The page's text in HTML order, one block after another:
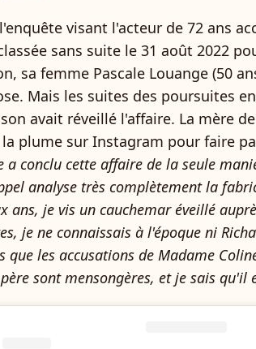
visant l'acteur de 72 ans
sans suite le 31 août 2022
sa femme Pascale Louange (50
Mais les suites des poursuites
avait réveillé l'affaire. La mère de
plume sur Instagram pour faire
a conclu cette affaire de la seule
analyse très complètement la
ans, je vis un cauchemar éveillé
je ne connaissais à l'époque ni
que les accusations de Madame
sont mensongères, et je sais qu'il